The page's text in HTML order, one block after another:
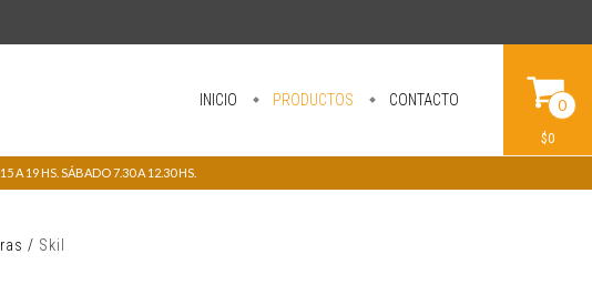
INICIO PRODUCTOS CONTACTO 0
$0
A 19 HS. SÁBADO 7.30 A 12.30 HS.
/ Skil